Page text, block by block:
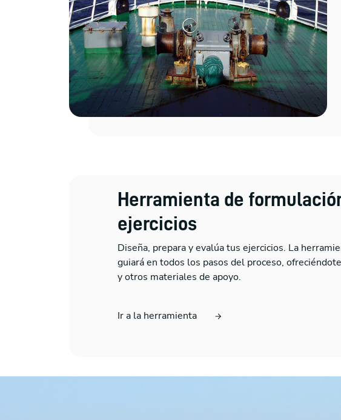
Herramienta de
ejercicios
Diseña, prepara y evalúa tus ejercicios. La
guiará en todos los pasos del proceso,
y otros materiales de apoyo.
Ir a la herramienta